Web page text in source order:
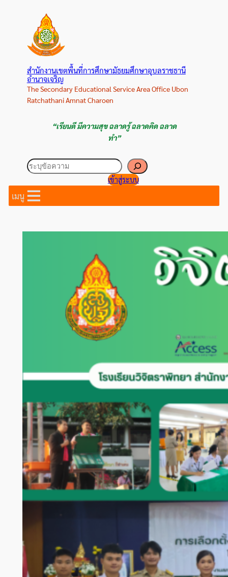
สำนักงานเขตพื้นที่การศึกษามัธยมศึกษาอุบลราชธานี
อำนาจเจริญ
The Secondary Educational Service Area Office Ubon
Ratchathani Amnat Charoen
“เรียนดี มีความสุข ฉลาดรู้ ฉลาดคิด ฉลาด
ทำ”
ค้นหา
เข้าสู่ระบบ
เมนู